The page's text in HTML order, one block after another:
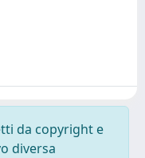
da copyright e
diversa